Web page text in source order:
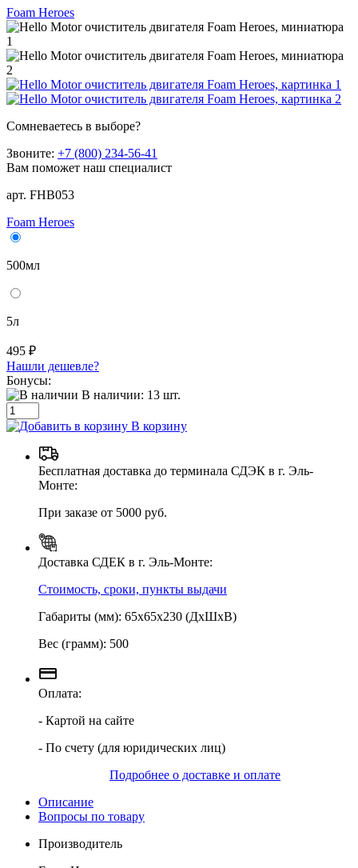
Foam Heroes
Сомневаетесь в выборе?
Звоните: +7 (800) 234-56-41
Вам поможет наш специалист
арт. FHB053
Foam Heroes
500мл
5л
495 ₽
Нашли дешевле?
Бонусы:
В наличии: 13 шт.
В корзину
Бесплатная доставка до терминала СДЭК в г. Эль-
Монте:
При заказе от 5000 руб.
Доставка СДЕК в г. Эль-Монте:
Стоимость, сроки, пункты выдачи
Габариты (мм): 65х65х230 (ДхШхВ)
Вес (грамм): 500
Оплата:
- Картой на сайте
- По счету (для юридических лиц)
Подробнее о доставке и оплате
Описание
Вопросы по товару
Производитель